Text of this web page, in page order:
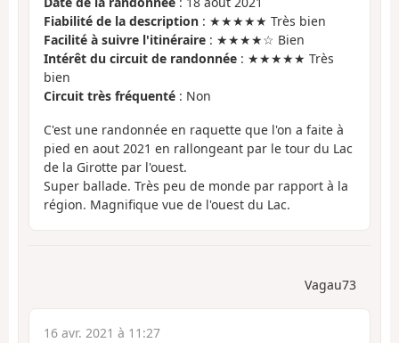
Fiabilité de la description : ★★★★★ Très bien
Facilité à suivre l'itinéraire : ★★★★☆ Bien
Intérêt du circuit de randonnée : ★★★★★ Très
bien
Circuit très fréquenté : Non
C'est une randonnée en raquette que l'on a faite à
pied en aout 2021 en rallongeant par le tour du Lac
de la Girotte par l'ouest.
Super ballade. Très peu de monde par rapport à la
région. Magnifique vue de l'ouest du Lac.
Vagau73
16 avr. 2021 à 11:27